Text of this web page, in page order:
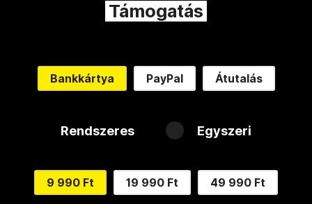
Támogatás
Bankkártya PayPal Átutalás
Rendszeres Egyszeri
9 990 Ft 19 990 Ft 49 990 Ft